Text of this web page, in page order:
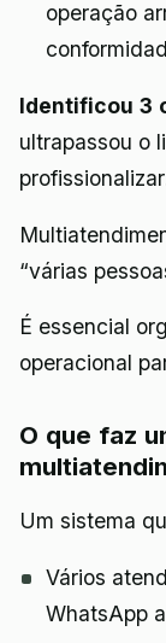
operação
Identificou 3
ultrapassou o
“várias
É essencial
operacional
O que faz
Um sistema
Vários
WhatsApp